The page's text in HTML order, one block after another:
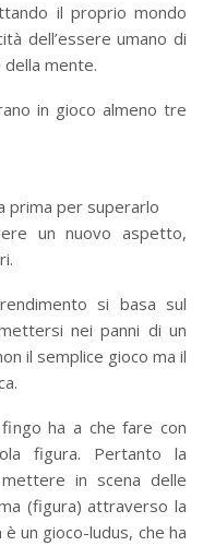
il proprio mondo
dell’essere umano di
mente.
in gioco almeno tre
prima per superarlo
un nuovo aspetto,
si basa sul
nei panni di un
il semplice gioco ma il
ha a che fare con
figura. Pertanto la
in scena delle
(figura) attraverso la
un gioco-ludus, che ha